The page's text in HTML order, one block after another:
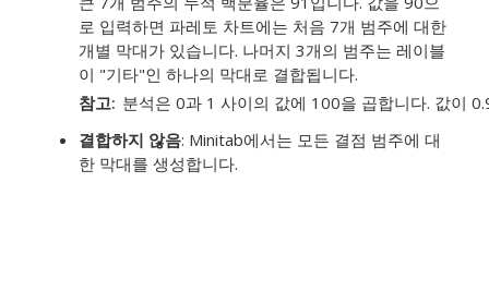
로 입력하면 파레토 차트에는 처음 7개 범주에 대한
개별 막대가 있습니다. 나머지 3개의 범주는 레이블
이 "기타"인 하나의 막대로 결합됩니다.
참고 분석은 0과 1 사이의 값에 100을 곱합니다. 값이
결합하지 않음: Minitab에서는 모든 결점 범주에 대
한 막대를 생성합니다.